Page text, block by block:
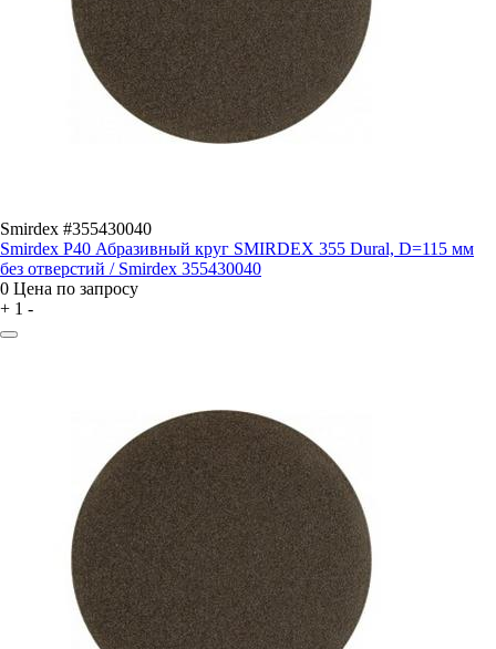
Smirdex #355430040
Smirdex P40 Абразивный круг SMIRDEX 355 Dural, D=115 мм
без отверстий / Smirdex 355430040
0 Цена по запросу
+ 1 -